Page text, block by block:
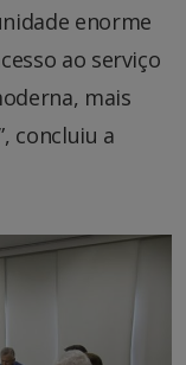
enorme
ao serviço
mais
concluiu a